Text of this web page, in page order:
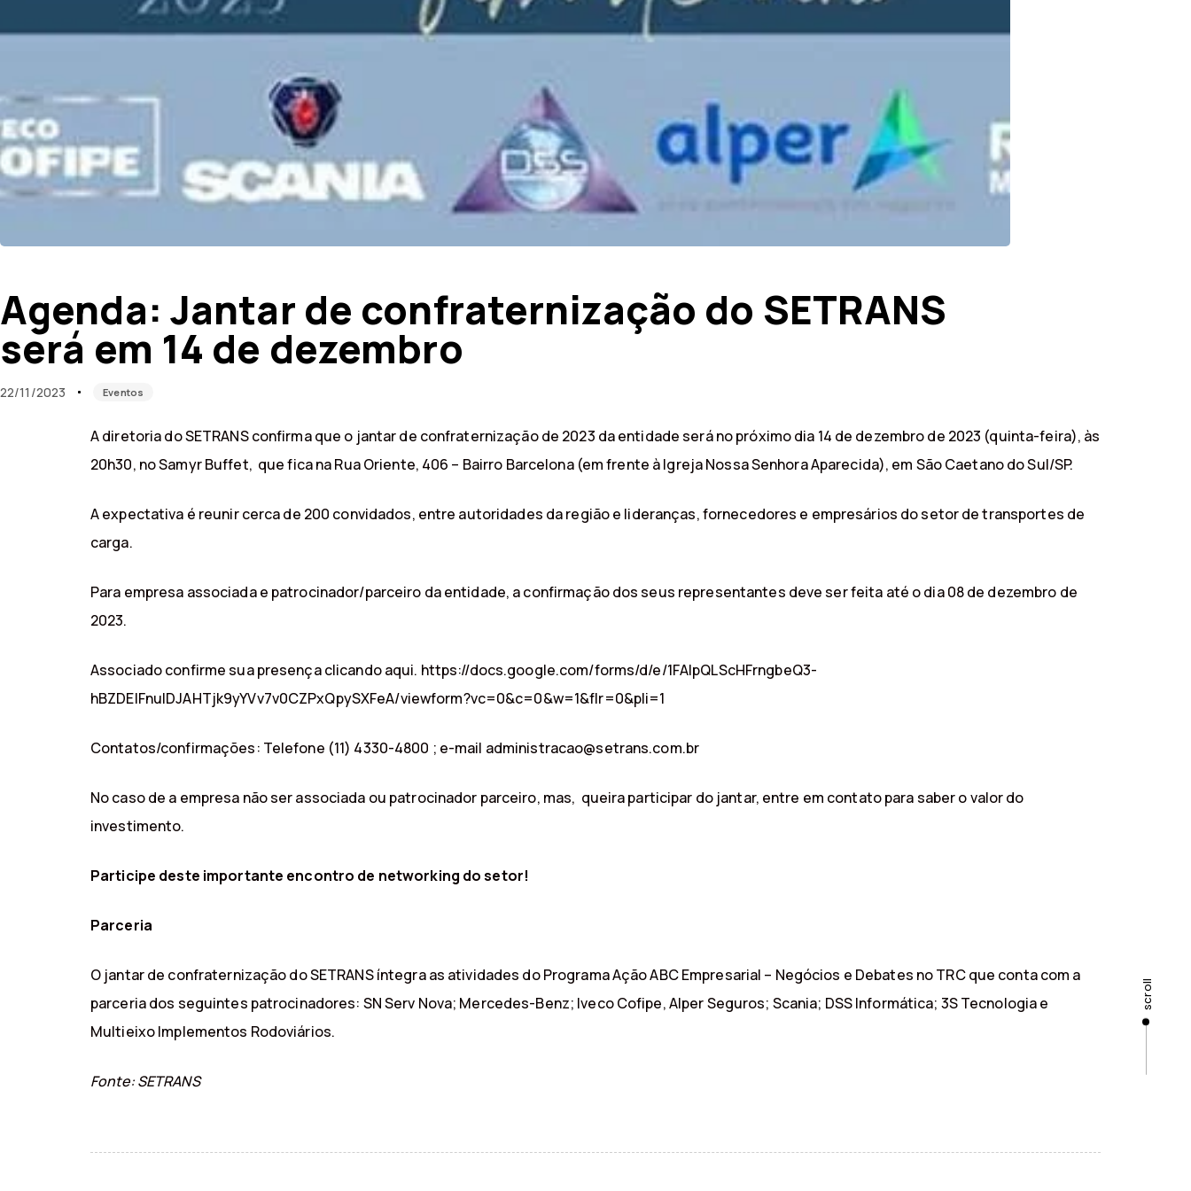
scroll
Agenda: Jantar de confraternização do SETRANS
será em 14 de dezembro
22/11/2023 Eventos
A diretoria do SETRANS confirma que o jantar de confraternização de 2023 da entidade será no próximo dia 14 de dezembro de 2023 (quinta-feira), às
20h30, no Samyr Buffet, que fica na Rua Oriente, 406 – Bairro Barcelona (em frente à Igreja Nossa Senhora Aparecida), em São Caetano do Sul/SP.
A expectativa é reunir cerca de 200 convidados, entre autoridades da região e lideranças, fornecedores e empresários do setor de transportes de
carga.
Para empresa associada e patrocinador/parceiro da entidade, a confirmação dos seus representantes deve ser feita até o dia 08 de dezembro de
2023.
Associado confirme sua presença clicando aqui. https://docs.google.com/forms/d/e/1FAIpQLScHFrngbeQ3-
hBZDEIFnulDJAHTjk9yYVv7v0CZPxQpySXFeA/viewform?vc=0&c=0&w=1&flr=0&pli=1
Contatos/confirmações: Telefone (11) 4330-4800 ; e-mail administracao@setrans.com.br
No caso de a empresa não ser associada ou patrocinador parceiro, mas, queira participar do jantar, entre em contato para saber o valor do
investimento.
Participe deste importante encontro de networking do setor!
Parceria
O jantar de confraternização do SETRANS íntegra as atividades do Programa Ação ABC Empresarial – Negócios e Debates no TRC que conta com a
parceria dos seguintes patrocinadores: SN Serv Nova; Mercedes-Benz; Iveco Cofipe, Alper Seguros; Scania; DSS Informática; 3S Tecnologia e
Multieixo Implementos Rodoviários.
Fonte: SETRANS